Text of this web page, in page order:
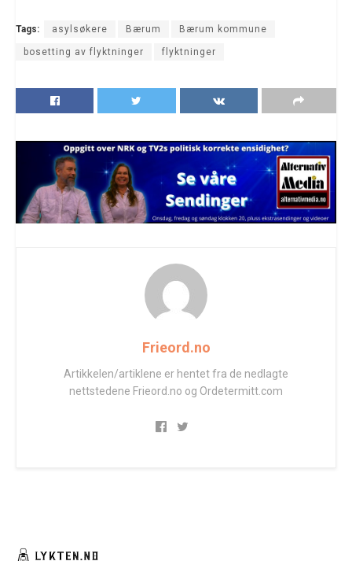
Tags: asylsøkere Bærum Bærum kommune
bosetting av flyktninger flyktninger
Frieord.no
Artikkelen/artiklene er hentet fra de nedlagte
nettstedene Frieord.no og Ordetermitt.com